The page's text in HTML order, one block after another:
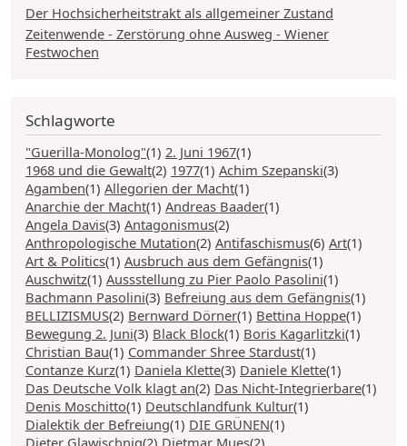
Der Hochsicherheitstrakt als allgemeiner Zustand
Zeitenwende - Zerstörung ohne Ausweg - Wiener
Festwochen
Schlagworte
"Guerilla-Monolog"(1) 2. Juni 1967(1)
1968 und die Gewalt(2) 1977(1) Achim Szepanski(3)
Agamben(1) Allegorien der Macht(1)
Anarchie der Macht(1) Andreas Baader(1)
Angela Davis(3) Antagonismus(2)
Anthropologische Mutation(2) Antifaschismus(6) Art(1)
Art & Politics(1) Ausbruch aus dem Gefängnis(1)
Auschwitz(1) Aussstellung zu Pier Paolo Pasolini(1)
Bachmann Pasolini(3) Befreiung aus dem Gefängnis(1)
BELLIZISMUS(2) Bernward Dörner(1) Bettina Hoppe(1)
Bewegung 2. Juni(3) Black Block(1) Boris Kagarlitzki(1)
Christian Bau(1) Commander Shree Stardust(1)
Contanze Kurz(1) Daniela Klette(3) Daniele Klette(1)
Das Deutsche Volk klagt an(2) Das Nicht-Integrierbare(1)
Denis Moschitto(1) Deutschlandfunk Kultur(1)
Dialektik der Befreiung(1) DIE GRÜNEN(1)